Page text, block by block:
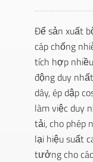
Để sản xuất
cáp chống
tích hợp
động duy
dây, ép dập
làm việc duy
tải, cho phép
lại hiệu suất
tưởng cho